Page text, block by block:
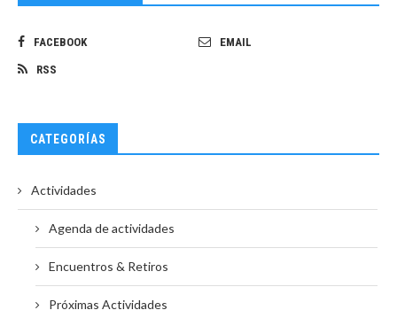
FACEBOOK EMAIL
RSS
CATEGORÍAS
Actividades
Agenda de actividades
Encuentros & Retiros
Próximas Actividades